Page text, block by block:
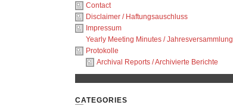
Contact
Disclaimer / Haftungsauschluss
Impressum
Yearly Meeting Minutes / Jahresversammlung
Protokolle
Archival Reports / Archivierte Berichte
CATEGORIES